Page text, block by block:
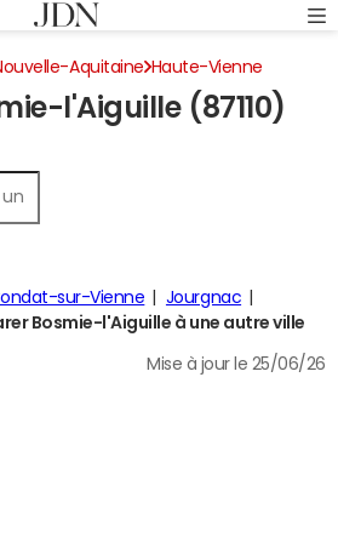
Aquitaine Haute-Vienne
le revenu
l'Aiguille (87110)
sur-Vienne
Jourgnac
Bosmie-l'Aiguille à une autre ville
Mise à jour le 25/06/26